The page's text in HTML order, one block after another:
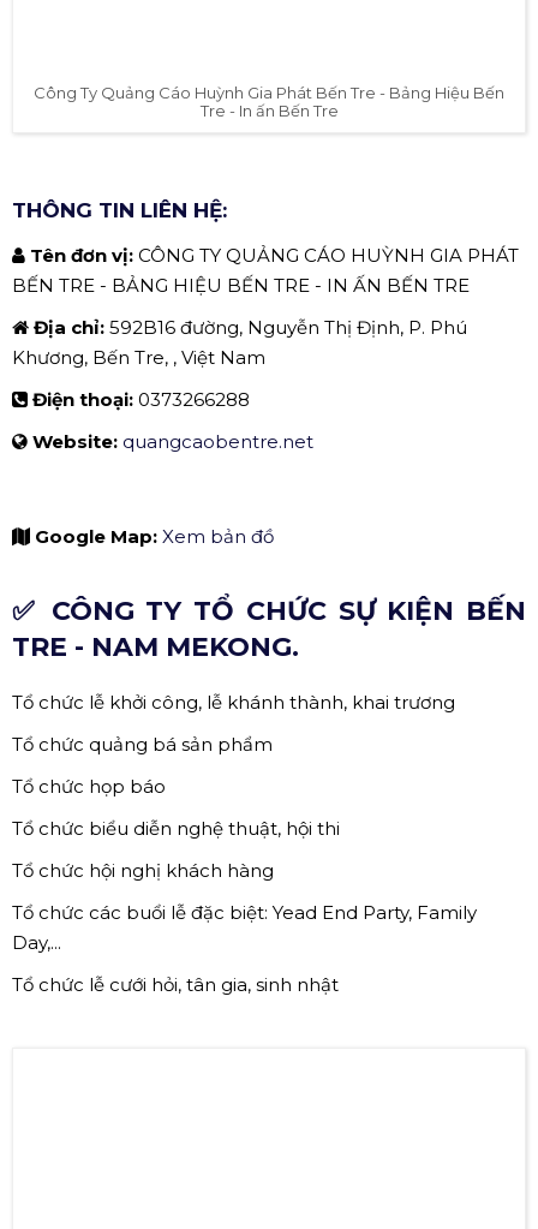
Công Ty Quảng Cáo Huỳnh Gia Phát Bến Tre - Bảng Hiệu Bến
Tên đơn vị:CÔNG TY QUẢNG CÁO HUỲNH GIA PHÁT
BẾN TRE - BẢNG HIỆU BẾN TRE - IN ẤN BẾN TRE
Địa chỉ:592B16 đường, Nguyễn Thị Định, P. Phú
Google Map:
✅ CÔNG TY TỔ CHỨC SỰ KIỆN BẾN
TRE - NAM MEKONG.
Tổ chức lễ khởi công, lễ khánh thành, khai trương
Tổ chức quảng bá sản phẩm
Tổ chức họp báo
Tổ chức biểu diễn nghệ thuật, hội thi
Tổ chức hội nghị khách hàng
Tổ chức các buổi lễ đặc biệt: Yead End Party, Family
Day,...
Tổ chức lễ cưới hỏi, tân gia, sinh nhật